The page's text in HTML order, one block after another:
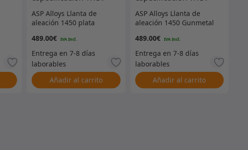
ASP Alloys Llanta de
aleación 1450 plata
especificación TГњV
489.00€
Añadir al carrito
ASP Alloys Llanta de
aleación 1450 Gunmetal
especificación TГњV
489.00€
Añadir al carrito